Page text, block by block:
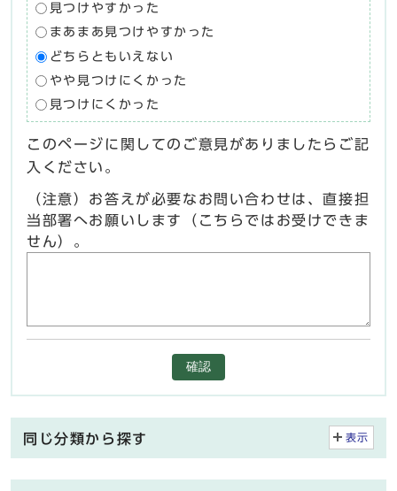
見つけやすかった
まあまあ見つけやすかった
どちらともいえない
やや見つけにくかった
見つけにくかった
このページに関してのご意見がありましたらご記
入ください。
（注意）お答えが必要なお問い合わせは、直接担
当部署へお願いします（こちらではお受けできま
せん）。
確認
同じ分類から探す 表示